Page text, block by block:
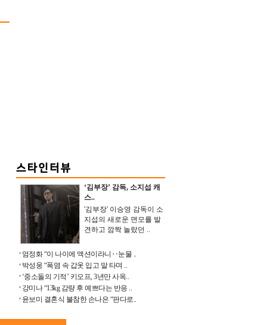
‘김부장’ 감독, 소지섭 캐
스..
'김부장' 이승영 감독이 소
지섭의 새로운 면모를 발
견하고 깜짝 놀랐던 ..
엄정화 “이 나이에 액션이라니‥눈물 ..
박성웅 “폭염 속 갑옷 입고 말 타며 ..
‘중소돌의 기적’ 키오프, 3년만 사옥..
강미나 “13kg 감량 후 예쁘다는 반응 ..
윤보미 결혼식 불참한 손나은 “판다로..